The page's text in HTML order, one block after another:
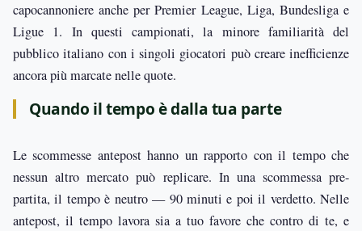
capocannoniere anche per Premier League, Liga, Bundesliga e
Ligue 1. In questi campionati, la minore familiarità del
pubblico italiano con i singoli giocatori può creare inefficienze
ancora più marcate nelle quote.
Quando il tempo è dalla tua parte
Le scommesse antepost hanno un rapporto con il tempo che
nessun altro mercato può replicare. In una scommessa pre-
partita, il tempo è neutro — 90 minuti e poi il verdetto. Nelle
antepost, il tempo lavora sia a tuo favore che contro di te, e